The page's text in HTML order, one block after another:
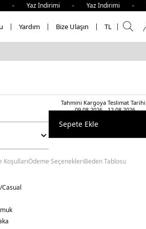
İndirimi - Yaz İndirimi
Yardım Bize Ulaşın TL
Tahmini Kargoya Teslimat Tarihi
09.08.2026 - 12.08.2026
Sepete Ekle
KoşullarıÖdeme SeçenekleriBeden Tablosu